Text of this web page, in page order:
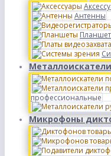
Антенны
Металлоискатели
профессиональные
Микрофоны